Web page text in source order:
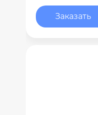
Заказать